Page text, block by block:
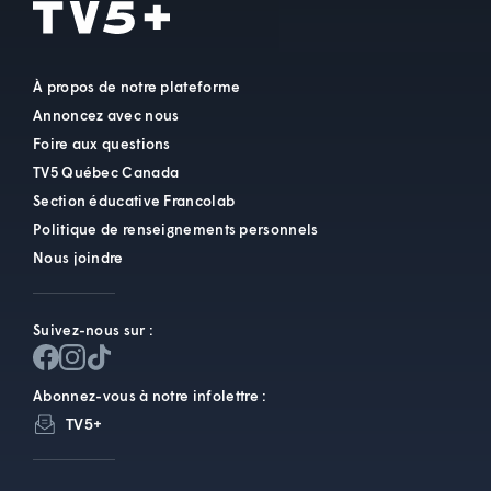
À propos de notre plateforme
Annoncez avec nous
Foire aux questions
TV5 Québec Canada
Section éducative Francolab
Politique de renseignements personnels
Nous joindre
Suivez-nous sur :
Abonnez-vous à notre infolettre :
TV5+